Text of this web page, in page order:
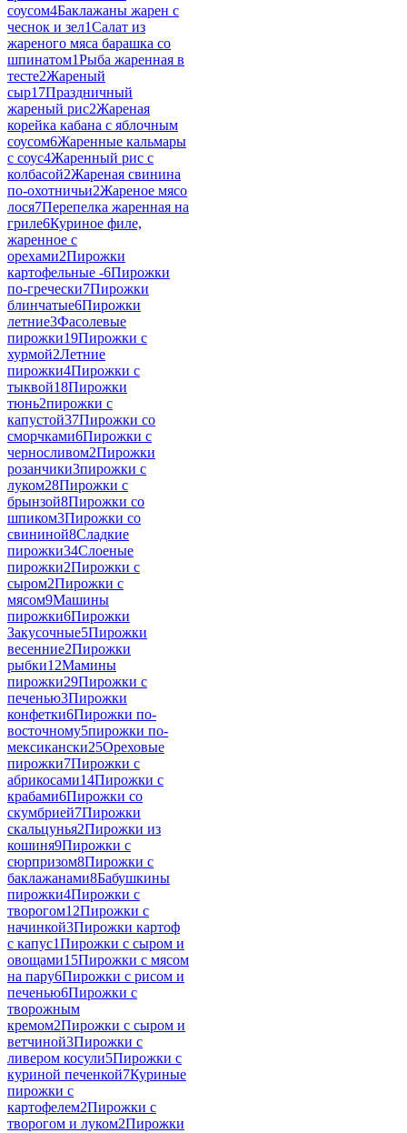
соусом4Баклажаны жарен с
чеснок и зел1Салат из
жареного мяса барашка со
шпинатом1Рыба жаренная в
тесте2Жареный
сыр17Праздничный
жареный рис2Жареная
корейка кабана с яблочным
соусом6Жаренные кальмары
с соус4Жаренный рис с
колбасой2Жареная свинина
по-охотничьи2Жареное мясо
лося7Перепелка жаренная на
гриле6Куриное филе,
жаренное с
орехами2Пирожки
картофельные -6Пирожки
по-гречески7Пирожки
блинчатые6Пирожки
летние3Фасолевые
пирожки19Пирожки с
хурмой2Летние
пирожки4Пирожки с
тыквой18Пирожки
тюнь2пирожки с
капустой37Пирожки со
сморчками6Пирожки с
черносливом2Пирожки
розанчики3пирожки с
луком28Пирожки с
брынзой8Пирожки со
шпиком3Пирожки со
свининой8Сладкие
пирожки34Слоеные
пирожки2Пирожки с
сыром2Пирожки с
мясом9Машины
пирожки6Пирожки
Закусочные5Пирожки
весенние2Пирожки
рыбки12Мамины
пирожки29Пирожки с
печенью3Пирожки
конфетки6Пирожки по-
восточному5пирожки по-
мексикански25Ореховые
пирожки7Пирожки с
абрикосами14Пирожки с
крабами6Пирожки со
скумбрией7Пирожки
скальцунья2Пирожки из
кошиня9Пирожки с
сюрпризом8Пирожки с
баклажанами8Бабушкины
пирожки4Пирожки с
творогом12Пирожки с
начинкой3Пирожки картоф
с капус1Пирожки с сыром и
овощами15Пирожки с мясом
на пару6Пирожки с рисом и
печенью6Пирожки с
творожным
кремом2Пирожки с сыром и
ветчиной3Пирожки с
ливером косули5Пирожки с
куриной печенкой7Куриные
пирожки с
картофелем2Пирожки с
творогом и луком2Пирожки